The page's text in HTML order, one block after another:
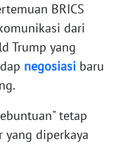
BRICS
dari
Trump yang
negosiasi baru
tetap
diperkaya